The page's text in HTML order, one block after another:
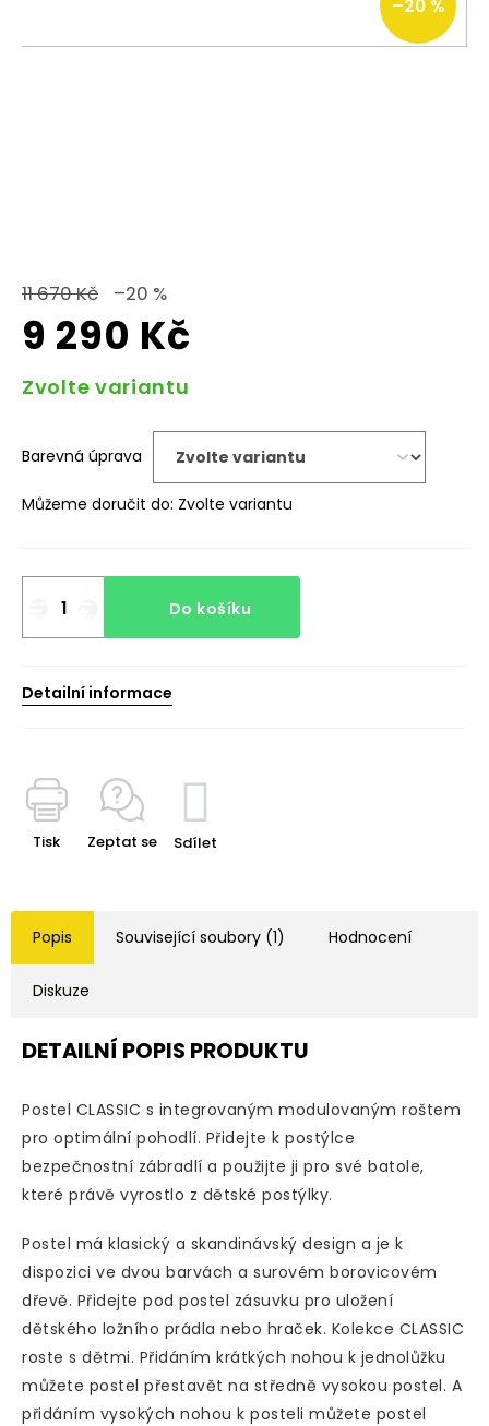
–20 %
11 670 Kč –20 %
9 290 Kč
Měrná
cena:
Zvolte variantu
Barevná úprava
Můžeme doručit do: Zvolte variantu
Do košíku
Detailní informace
Tisk Zeptat se Sdílet
Popis Související soubory (1) Hodnocení
Diskuze
DETAILNÍ POPIS PRODUKTU
Postel CLASSIC s integrovaným modulovaným roštem
pro optimální pohodlí. Přidejte k postýlce
bezpečnostní zábradlí a použijte ji pro své batole,
které právě vyrostlo z dětské postýlky.
Postel má klasický a skandinávský design a je k
dispozici ve dvou barvách a surovém borovicovém
dřevě. Přidejte pod postel zásuvku pro uložení
dětského ložního prádla nebo hraček. Kolekce CLASSIC
roste s dětmi. Přidáním krátkých nohou k jednolůžku
můžete postel přestavět na středně vysokou postel. A
přidáním vysokých nohou k posteli můžete postel